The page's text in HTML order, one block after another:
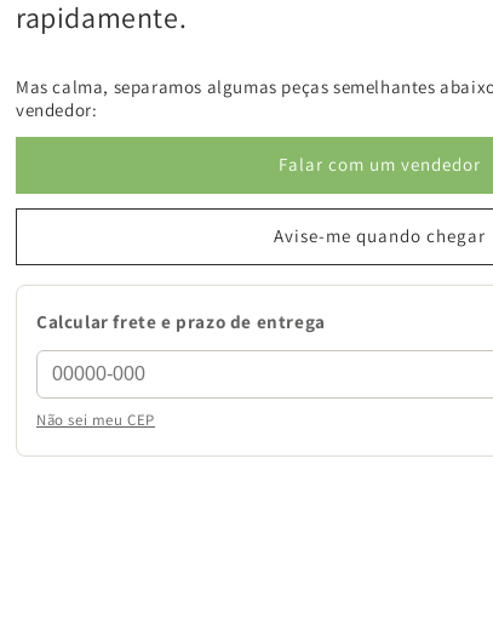
rapidamente.
Mas calma, separamos algumas peças semelhantes
vendedor:
Falar com um vendedor
Avise-me quando chegar
Calcular frete e prazo de entrega
Não sei meu CEP